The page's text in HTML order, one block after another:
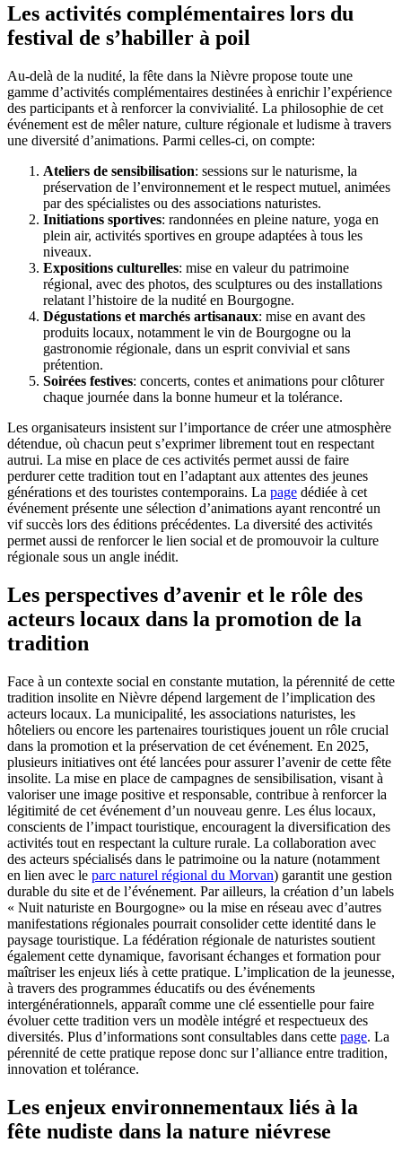
Les activités complémentaires lors du
festival de s’habiller à poil
Au-delà de la nudité, la fête dans la Nièvre propose toute une
gamme d’activités complémentaires destinées à enrichir l’expérience
des participants et à renforcer la convivialité. La philosophie de cet
événement est de mêler nature, culture régionale et ludisme à travers
une diversité d’animations. Parmi celles-ci, on compte:
Ateliers de sensibilisation: sessions sur le naturisme, la
préservation de l’environnement et le respect mutuel, animées
par des spécialistes ou des associations naturistes.
Initiations sportives: randonnées en pleine nature, yoga en
plein air, activités sportives en groupe adaptées à tous les
niveaux.
Expositions culturelles: mise en valeur du patrimoine
régional, avec des photos, des sculptures ou des installations
relatant l’histoire de la nudité en Bourgogne.
Dégustations et marchés artisanaux: mise en avant des
produits locaux, notamment le vin de Bourgogne ou la
gastronomie régionale, dans un esprit convivial et sans
prétention.
Soirées festives: concerts, contes et animations pour clôturer
chaque journée dans la bonne humeur et la tolérance.
Les organisateurs insistent sur l’importance de créer une atmosphère
détendue, où chacun peut s’exprimer librement tout en respectant
autrui. La mise en place de ces activités permet aussi de faire
perdurer cette tradition tout en l’adaptant aux attentes des jeunes
générations et des touristes contemporains. La page dédiée à cet
événement présente une sélection d’animations ayant rencontré un
vif succès lors des éditions précédentes. La diversité des activités
permet aussi de renforcer le lien social et de promouvoir la culture
régionale sous un angle inédit.
Les perspectives d’avenir et le rôle des
acteurs locaux dans la promotion de la
tradition
Face à un contexte social en constante mutation, la pérennité de cette
tradition insolite en Nièvre dépend largement de l’implication des
acteurs locaux. La municipalité, les associations naturistes, les
hôteliers ou encore les partenaires touristiques jouent un rôle crucial
dans la promotion et la préservation de cet événement. En 2025,
plusieurs initiatives ont été lancées pour assurer l’avenir de cette fête
insolite. La mise en place de campagnes de sensibilisation, visant à
valoriser une image positive et responsable, contribue à renforcer la
légitimité de cet événement d’un nouveau genre. Les élus locaux,
conscients de l’impact touristique, encouragent la diversification des
activités tout en respectant la culture rurale. La collaboration avec
des acteurs spécialisés dans le patrimoine ou la nature (notamment
en lien avec le parc naturel régional du Morvan) garantit une gestion
durable du site et de l’événement. Par ailleurs, la création d’un labels
« Nuit naturiste en Bourgogne» ou la mise en réseau avec d’autres
manifestations régionales pourrait consolider cette identité dans le
paysage touristique. La fédération régionale de naturistes soutient
également cette dynamique, favorisant échanges et formation pour
maîtriser les enjeux liés à cette pratique. L’implication de la jeunesse,
à travers des programmes éducatifs ou des événements
intergénérationnels, apparaît comme une clé essentielle pour faire
évoluer cette tradition vers un modèle intégré et respectueux des
diversités. Plus d’informations sont consultables dans cette page. La
pérennité de cette pratique repose donc sur l’alliance entre tradition,
innovation et tolérance.
Les enjeux environnementaux liés à la
fête nudiste dans la nature niévrese